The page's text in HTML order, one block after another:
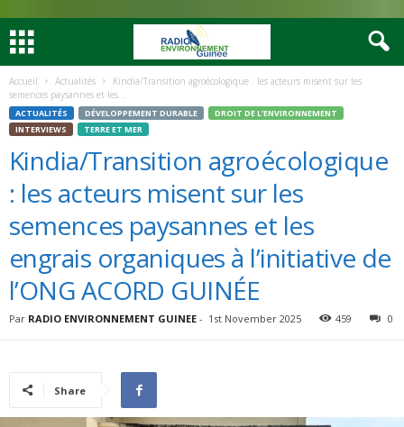
Accueil Actualités
Kindia/Transition agroécologique : les acteurs misent sur les
semences paysannes et les...
ACTUALITÉS DÉVELOPPEMENT DURABLE
DROIT DE L’ENVIRONNEMENT
INTERVIEWS
TERRE ET MER
Kindia/Transition agroécologique
: les acteurs misent sur les
semences paysannes et les
engrais organiques à l’initiative de
l’ONG ACORD GUINÉE
Par RADIO ENVIRONNEMENT GUINEE - 1st November 2025 459 0
Share